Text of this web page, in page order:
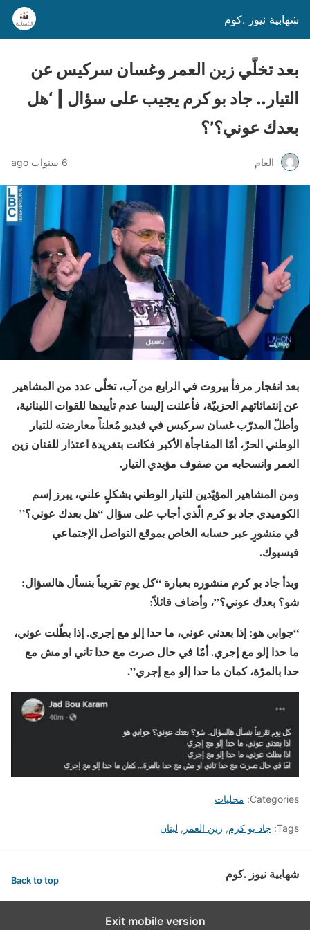
شهابية نيوز .كوم
بعد تخلّي زين العمر وغسان سركيس عن
التيار.. جاد بو كرم يجيب على سؤال | ‘هل
بعدك عوني؟’؟
العام 6 سنوات ago
بعد انفجار مرفأ بيروت في الرابع من آب، تخلّى عدد من المشاهير
عن إنتمائاتهم الحزبيّة، فأعلنت إليسا عدم تأييدها للقوات اللبنانية،
وأطلّ المدرّب غسان سركيس في فيديو مُعلناً معارضته للتيار
الوطني الحرّ، أمّا المفاجأة الأكبر فكانت بتغريدة اعتذار للفنان زين
العمر وانسحابه من صفوف مؤيدي التيار.
ومن المشاهير المؤيّدين للتيار الوطني بشكلٍ علني، يبرز إسم
الكوميدي جاد بو كرم الّذي أجاب على سؤال “هل بعدك عوني؟”
في منشورٍ عبر حسابه الخاص بموقع التواصل الإجتماعي
فيسبوك.
وبدأ جاد بو كرم منشوره بعبارة “كل يوم تقريباً بنسأل هالسؤال:
شو؟ بعدك عوني؟”، وأضاف قائلاً:
“جوابي هو: إذا بعدني عوني، ما حدا إلو مع إجري. إذا بطّلت عوني،
ما حدا إلو مع إجري. أمّا في حال صرت مع حدا تاني او مش مع
حدا بالمرّة، كمان ما حدا إلو مع إجري”.
Categories: محليات
Tags: جاد بو كرم, زين العمر , لبنان
شهابية نيوز .كوم Back to top
Exit mobile version